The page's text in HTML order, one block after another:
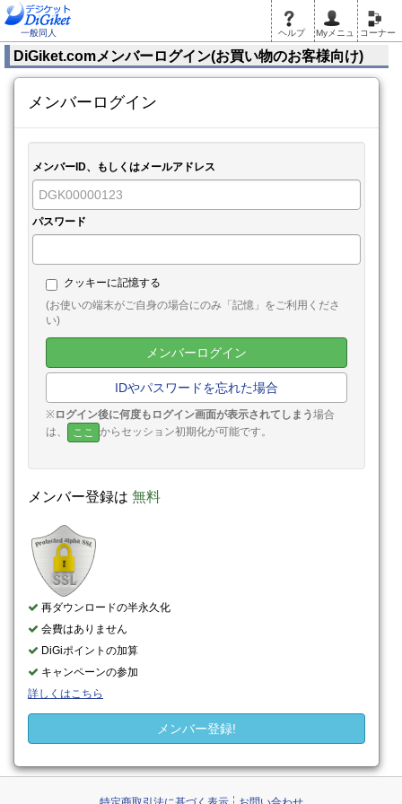
一般同人 ヘルプ Myメニュ コーナー
DiGiket.comメンバーログイン(お買い物のお客様向け)
メンバーログイン
メンバーID、もしくはメールアドレス
パスワード
クッキーに記憶する
(お使いの端末がご自身の場合にのみ「記憶」をご利用くださ
い)
メンバーログイン
IDやパスワードを忘れた場合
※ログイン後に何度もログイン画面が表示されてしまう場合
は、
ここ からセッション初期化が可能です。
メンバー登録は 無料
再ダウンロードの半永久化
会費はありません
DiGiポイントの加算
キャンペーンの参加
詳しくはこちら
メンバー登録!